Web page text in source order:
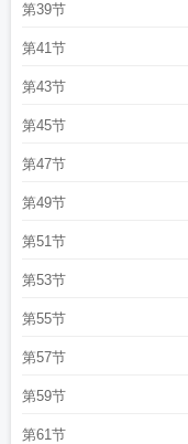
第39节
第41节
第43节
第45节
第47节
第49节
第51节
第53节
第55节
第57节
第59节
第61节